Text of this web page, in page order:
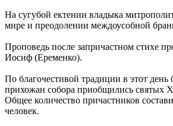
На сугубой ектении владыка
мире и преодолении междоусобной
Проповедь после запричастном стихе
Иосиф (Еременко).
По благочестивой традиции в этот день
прихожан собора приобщились святых
Общее количество причастников
человек.